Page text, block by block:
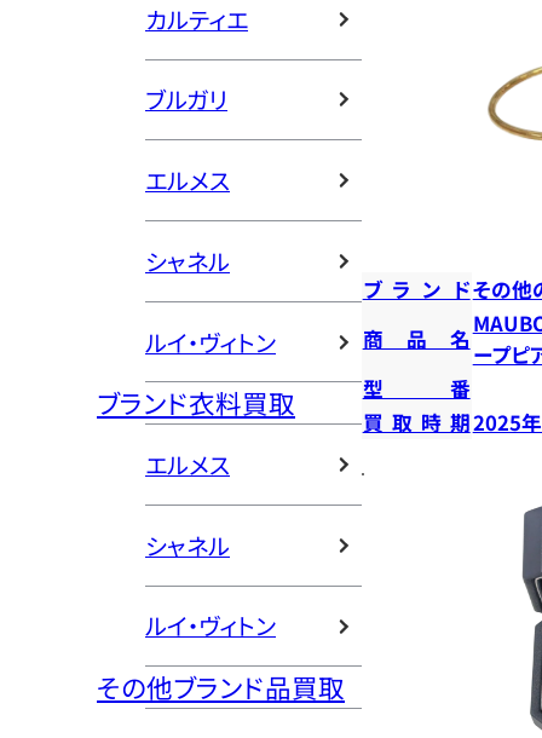
カルティエ
ブルガリ
エルメス
シャネル
ルイ・ヴィトン
ブランド衣料買取
エルメス
シャネル
ルイ・ヴィトン
その他ブランド品買取
ブランドその他
商品名
ープピ
型番
買取時期2025